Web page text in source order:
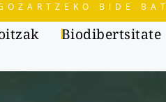
BIDE BAT
Biodibertsitate